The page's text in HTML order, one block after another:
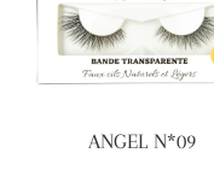
ANGEL N*09